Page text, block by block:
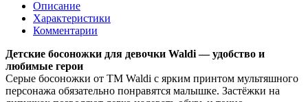
Описание
Характеристики
Комментарии
Детские босоножки для девочки Waldi — удобство и
любимые герои
Серые босоножки от ТМ Waldi с ярким принтом мультяшного
персонажа обязательно понравятся малышке. Застёжки на